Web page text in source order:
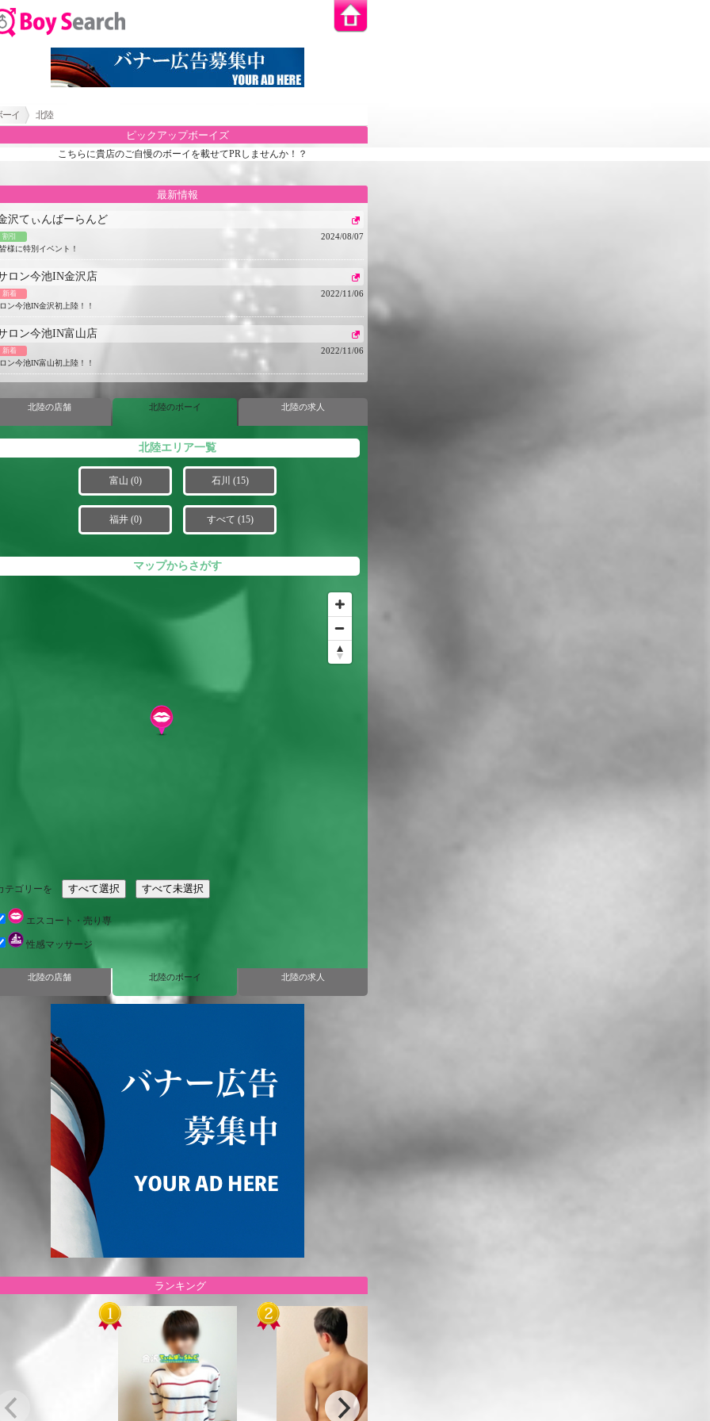
ーイ 北陸
ピックアップボーイズ
こちらに貴店のご自慢のボーイを載せてPRしませんか！？
最新情報
沢てぃんばーらんど
割引 2024/08/07
様に特別イベント！
ロン今池IN金沢店
新着 2022/11/06
ン今池IN金沢初上陸！！
ロン今池IN富山店
新着 2022/11/06
ン今池IN富山初上陸！！
北陸の店舗 北陸のボーイ 北陸の求人
北陸エリア一覧
富山 (0) 石川 (15)
福井 (0) すべて (15)
マップからさがす
テゴリーを
エスコート・売り専
性感マッサージ
北陸の店舗 北陸のボーイ 北陸の求人
ランキング